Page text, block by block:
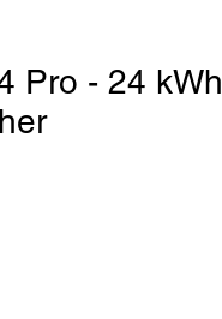
Pro - 24 kWh